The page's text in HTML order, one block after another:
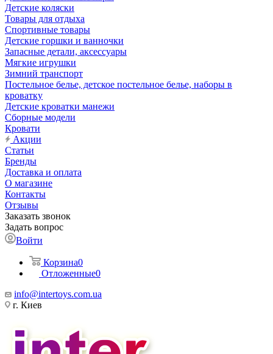
Детские коляски
Товары для отдыха
Спортивные товары
Детские горшки и ванночки
Запасные детали, аксессуары
Мягкие игрушки
Зимний транспорт
Постельное белье, детское постельное белье, наборы в
кроватку
Детские кроватки манежи
Сборные модели
Кровати
Акции
Статьи
Бренды
Доставка и оплата
О магазине
Контакты
Отзывы
Заказать звонок
Задать вопрос
Войти
Корзина0
Отложенные0
info@intertoys.com.ua
г. Киев